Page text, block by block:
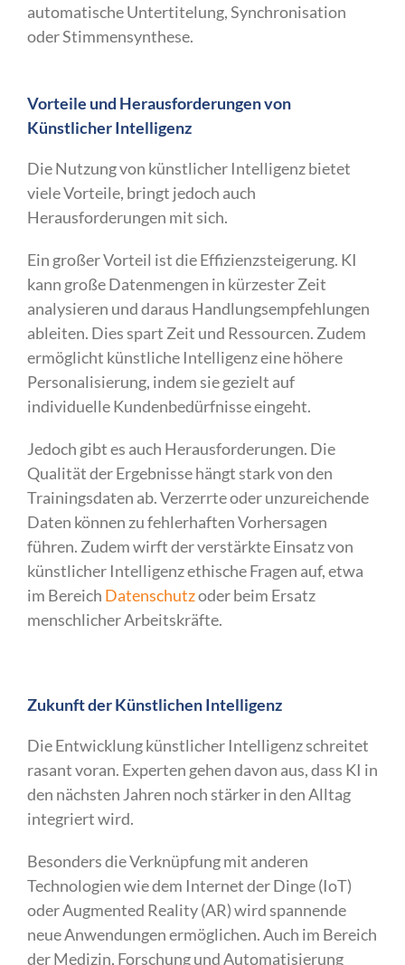
automatische Untertitelung, Synchronisation
oder Stimmensynthese.
Vorteile und Herausforderungen von
Künstlicher Intelligenz
Die Nutzung von künstlicher Intelligenz bietet
viele Vorteile, bringt jedoch auch
Herausforderungen mit sich.
Ein großer Vorteil ist die Effizienzsteigerung. KI
kann große Datenmengen in kürzester Zeit
analysieren und daraus Handlungsempfehlungen
ableiten. Dies spart Zeit und Ressourcen. Zudem
ermöglicht künstliche Intelligenz eine höhere
Personalisierung, indem sie gezielt auf
individuelle Kundenbedürfnisse eingeht.
Jedoch gibt es auch Herausforderungen. Die
Qualität der Ergebnisse hängt stark von den
Trainingsdaten ab. Verzerrte oder unzureichende
Daten können zu fehlerhaften Vorhersagen
führen. Zudem wirft der verstärkte Einsatz von
künstlicher Intelligenz ethische Fragen auf, etwa
im Bereich Datenschutzoder beim Ersatz
menschlicher Arbeitskräfte.
Zukunft der Künstlichen Intelligenz
Die Entwicklung künstlicher Intelligenz schreitet
rasant voran. Experten gehen davon aus, dass KI in
den nächsten Jahren noch stärker in den Alltag
integriert wird.
Besonders die Verknüpfung mit anderen
Technologien wie dem Internet der Dinge (IoT)
oder Augmented Reality (AR) wird spannende
neue Anwendungen ermöglichen. Auch im Bereich
der Medizin, Forschung und Automatisierung